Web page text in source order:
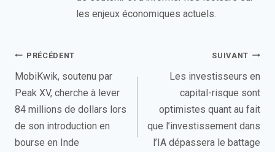
les enjeux économiques actuels.
Navigation
de
l’article
PRÉCÉDENT
MobiKwik, soutenu par
Peak XV, cherche à lever
84 millions de dollars lors
de son introduction en
bourse en Inde
SUIVANT
Les investisseurs en
capital-risque sont
optimistes quant au fait
que l’investissement dans
l’IA dépassera le battage